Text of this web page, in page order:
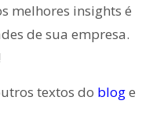
melhores insights é
de sua empresa.
textos do bloge